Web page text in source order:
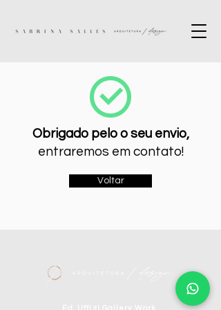
Obrigado pelo o seu envio,
entraremos em contato!
Voltar